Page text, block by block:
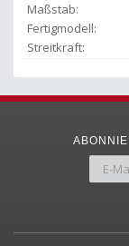
Maßstab:
Fertigmodell:
Streitkraft: